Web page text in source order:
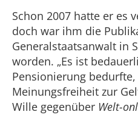
Schon 2007 hatte er es
doch war ihm die
Generalstaatsanwalt in
worden. „Es ist
Pensionierung
Meinungsfreiheit zur
Wille gegenüber Welt-